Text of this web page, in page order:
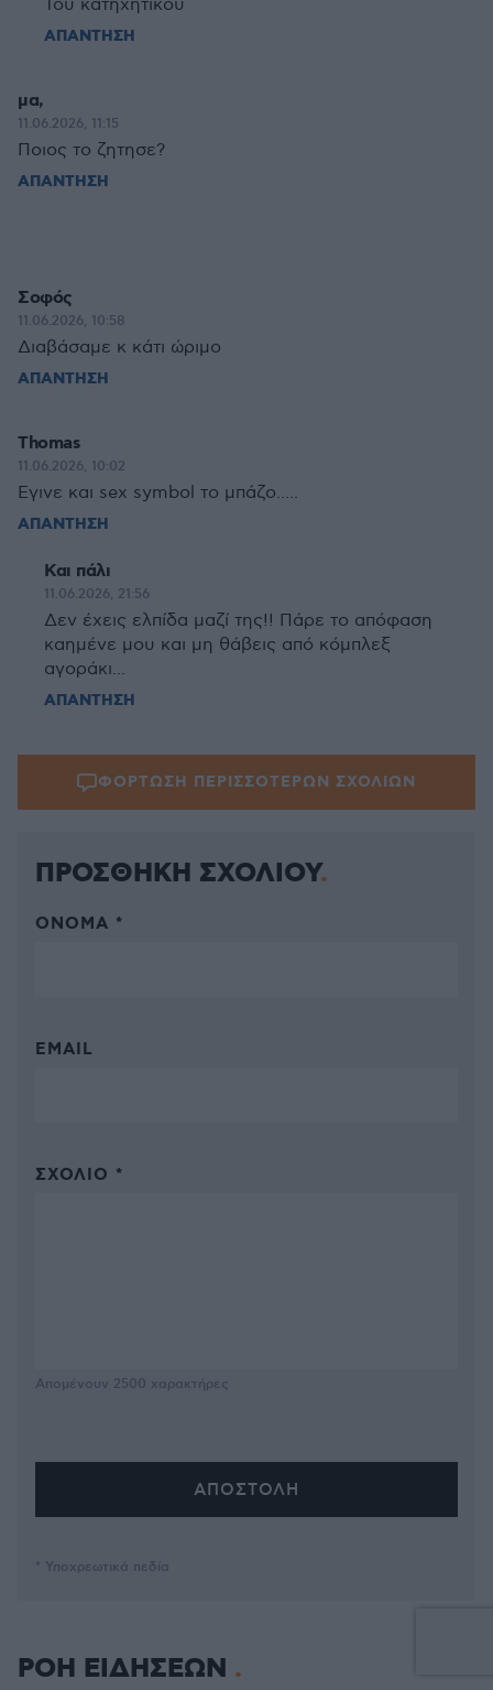
Του κατηχητικού
ΑΠΑΝΤΗΣΗ
μα,
11.06.2026, 11:15
Ποιος το ζητησε?
ΑΠΑΝΤΗΣΗ
Σοφός
11.06.2026, 10:58
Διαβάσαμε κ κάτι ώριμο
ΑΠΑΝΤΗΣΗ
Thomas
11.06.2026, 10:02
Εγινε και sex symbol το μπάζο.....
ΑΠΑΝΤΗΣΗ
Και πάλι
11.06.2026, 21:56
Δεν έχεις ελπίδα μαζί της!! Πάρε το απόφαση
καημένε μου και μη θάβεις από κόμπλεξ
αγοράκι...
ΑΠΑΝΤΗΣΗ
ΦΟΡΤΩΣΗ ΠΕΡΙΣΣΟΤΕΡΩΝ ΣΧΟΛΙΩΝ
ΠΡΟΣΘΗΚΗ ΣΧΟΛΙΟΥ
ΌΝΟΜΑ *
EMAIL
ΣΧΌΛΙΟ *
Απομένουν 2500 χαρακτήρες
* Υποχρεωτικά πεδία
ΡΟΗ ΕΙΔΗΣΕΩΝ